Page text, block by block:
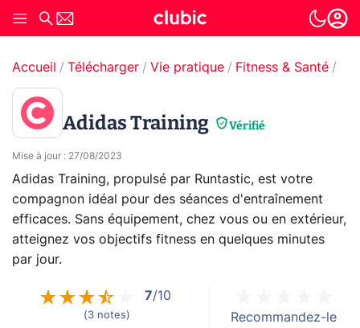
Accueil Télécharger Vie pratique Fitness & Santé
Adidas Training Vérifié
Mise à jour : 27/08/2023
Adidas Training, propulsé par Runtastic, est votre
compagnon idéal pour des séances d'entraînement
efficaces. Sans équipement, chez vous ou en extérieur,
atteignez vos objectifs fitness en quelques minutes
par jour.
7/10
(3 notes) Recommandez-le